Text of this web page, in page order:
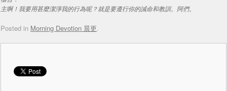
主啊！我要用甚麼潔淨我的行為呢？就是要遵行你的誡命和教訓。阿們。
Posted in Morning Devotion 晨更.